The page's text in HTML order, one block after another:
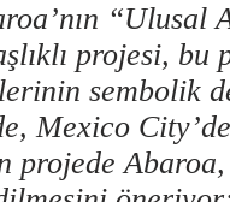
“Ulusal
projesi,
sembolik
Mexico
projede